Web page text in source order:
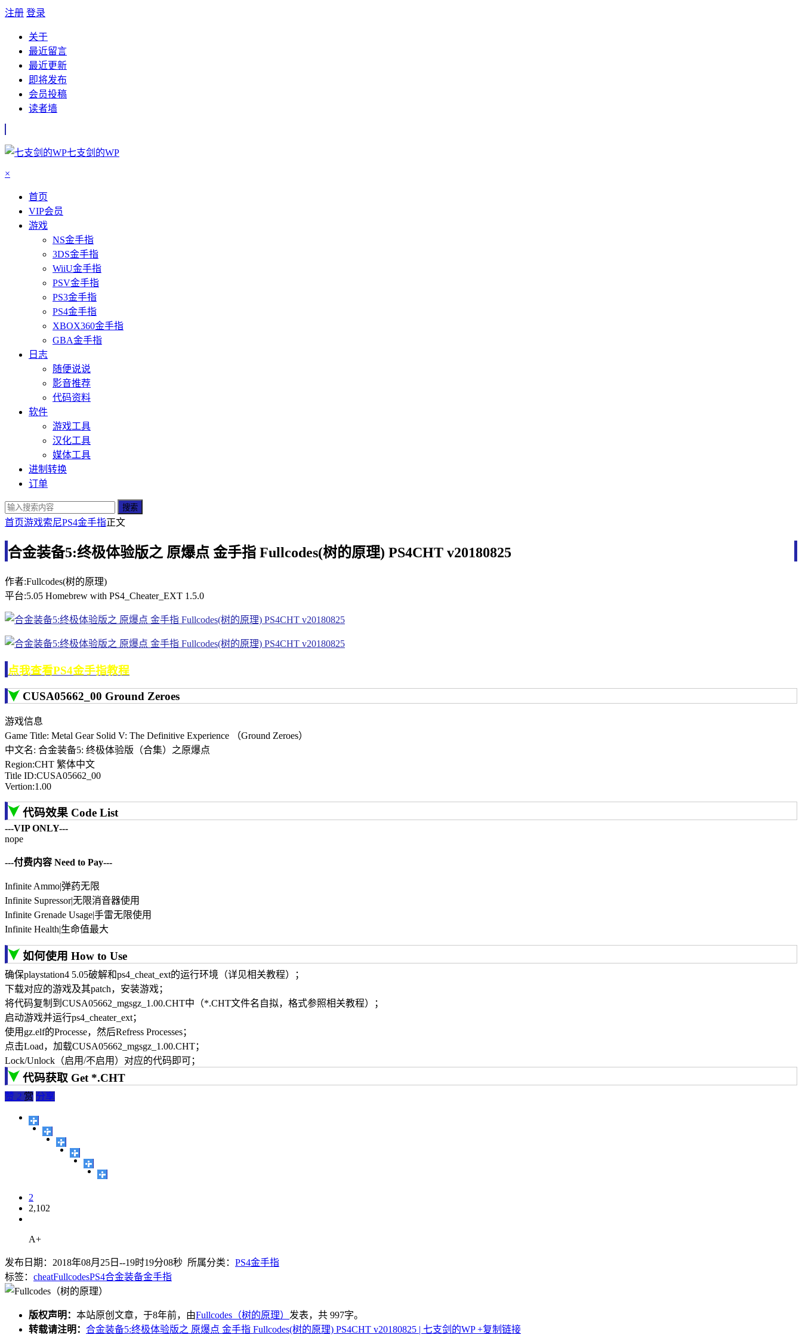
注册 登录
关于
最近留言
最近更新
即将发布
会员投稿
读者墙
七支剑的WP
×
首页
VIP会员
游戏
NS金手指
3DS金手指
WiiU金手指
PSV金手指
PS3金手指
PS4金手指
XBOX360金手指
GBA金手指
日志
随便说说
影音推荐
代码资料
软件
游戏工具
汉化工具
媒体工具
进制转换
订单
搜索
首页游戏索尼PS4金手指正文
合金装备5:终极体验版之 原爆点 金手指 Fullcodes(树的原理) PS4CHT v20180825
作者:Fullcodes(树的原理)
平台:5.05 Homebrew with PS4_Cheater_EXT 1.5.0
点我查看PS4金手指教程
CUSA05662_00 Ground Zeroes
游戏信息
Game Title: Metal Gear Solid V: The Definitive Experience （Ground Zeroes）
中文名: 合金装备5: 终极体验版（合集）之原爆点
Region:CHT 繁体中文
Title ID:CUSA05662_00
Vertion:1.00
代码效果 Code List
---VIP ONLY---
nope
---付费内容 Need to Pay---
Infinite Ammo|弹药无限
Infinite Supressor|无限消音器使用
Infinite Grenade Usage|手雷无限使用
Infinite Health|生命值最大
如何使用 How to Use
确保playstation4 5.05破解和ps4_cheat_ext的运行环境（详见相关教程）；
下载对应的游戏及其patch，安装游戏；
将代码复制到CUSA05662_mgsgz_1.00.CHT中（*.CHT文件名自拟，格式参照相关教程）；
启动游戏并运行ps4_cheater_ext；
使用gz.elf的Processe，然后Refress Processes；
点击Load，加载CUSA05662_mgsgz_1.00.CHT；
Lock/Unlock（启用/不启用）对应的代码即可；
代码获取 Get *.CHT
赞 2 赏 分享
2
2,102
A+
发布日期：2018年08月25日--19时19分08秒 所属分类： PS4金手指
标签： cheatFullcodesPS4合金装备金手指
版权声明： 本站原创文章，于8年前，由Fullcodes（树的原理） 发表，共 997字。
转载请注明： 合金装备5:终极体验版之 原爆点 金手指 Fullcodes(树的原理) PS4CHT v20180825 | 七支剑的WP+复制链接